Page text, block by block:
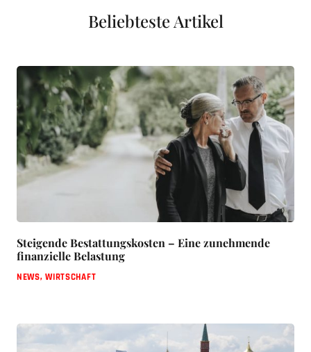
Beliebteste Artikel
Steigende Bestattungskosten – Eine zunehmende
finanzielle Belastung
NEWS,WIRTSCHAFT